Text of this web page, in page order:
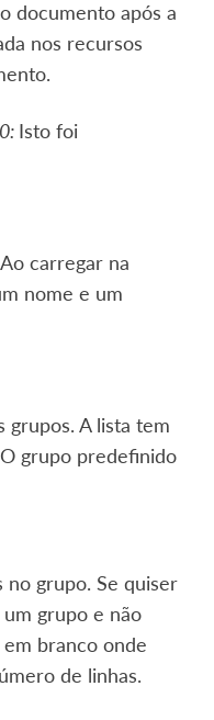
documento após a
nos recursos
Isto foi
carregar na
nome e um
grupos. A lista tem
grupo predefinido
no grupo. Se quiser
grupo e não
branco onde
de linhas.